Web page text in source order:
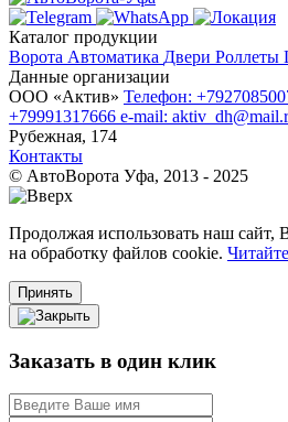
Каталог продукции
Ворота Автоматика Двери Роллеты
Данные организации
ООО «‎Актив»‎ Телефон:
+79991317666 e-mail:
Рубежная, 174
Контакты
© АвтоВорота Уфа, 2013 - 2025
Продолжая использовать наш сайт,
на обработку файлов cookie.
Принять
Заказать в один клик